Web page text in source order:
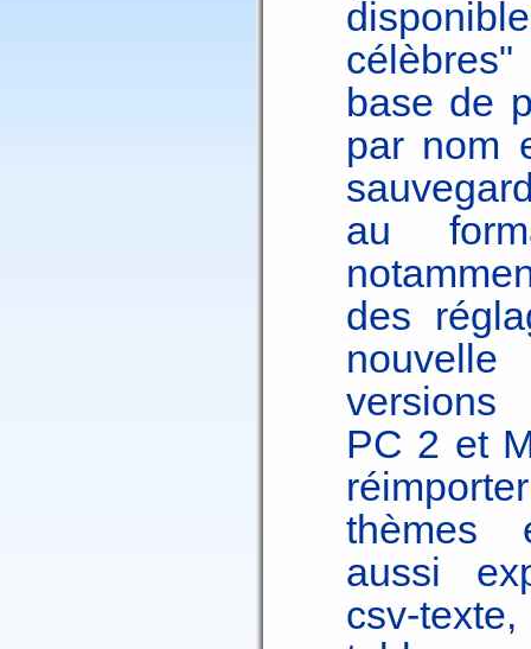
base de
par nom
au
des
versions
PC 2 et
thèmes
aussi
csv-